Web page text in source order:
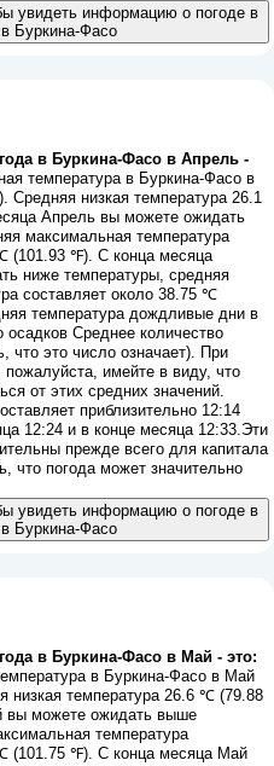
увидеть информацию о погоде в
Буркина-Фасо
в Буркина-Фасо в Апрель -
температура в Буркина-Фасо в
низкая температура 26.1
Апрель вы можете ожидать
максимальная температура
(101.93 ℉). С конца месяца
ниже температуры, средняя
составляет около 38.75 ℃
температура дождливые дни в
Среднее количество
что это число означает). При
имейте в виду, что
от этих средних значений.
приблизительно 12:14
12:24 и в конце месяца 12:33.Эти
прежде всего для капитала
что погода может значительно
увидеть информацию о погоде в
Буркина-Фасо
в Буркина-Фасо в Май - это:
в Буркина-Фасо в Май
температура 26.6 ℃ (79.88
можете ожидать выше
температура
(101.75 ℉). С конца месяца Май